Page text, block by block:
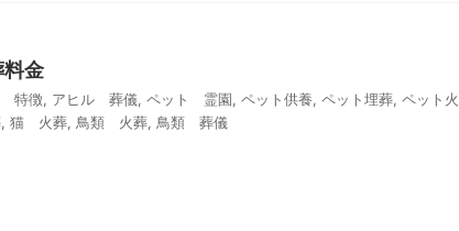
料金
特徴, アヒル 葬儀, ペット 霊園 , ペット供養, ペット埋葬, ペット
, 猫 火葬, 鳥類 火葬, 鳥類 葬儀